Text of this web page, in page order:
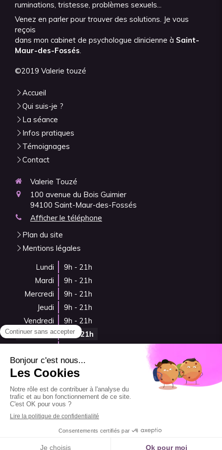
ruminations, tristesse, problèmes sexuels...
Venez en parler pour trouver des solutions. Je vous
reçois
dans mon cabinet de psychologue clinicienne à Saint-
Maur-des-Fossés.
©2019 Valerie touzé
Accueil
Qui suis-je ?
La séance
Infos pratiques
Témoignages
Contact
Valerie Touzé
100 avenue du Bois Guimier
94100 Saint-Maur-des-Fossés
Afficher le téléphone
Plan du site
Mentions légales
Lundi
9h - 21h
Mardi
9h - 21h
Mercredi
9h - 21h
Jeudi
9h - 21h
Vendredi
9h - 21h
Samedi
9h - 21h
Prendre rendez-vous
Code de déontologie
Création et référencement du site par Simplébo
Ce site a été créé grâce à
Prendre rendez-vous en ligne